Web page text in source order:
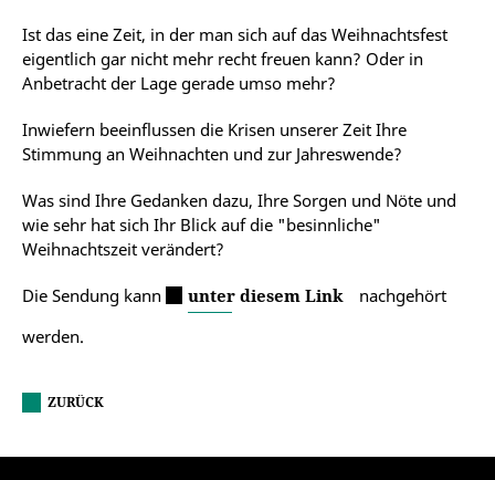
Ist das eine Zeit, in der man sich auf das Weihnachtsfest
eigentlich gar nicht mehr recht freuen kann? Oder in
Anbetracht der Lage gerade umso mehr?
Inwiefern beeinflussen die Krisen unserer Zeit Ihre
Stimmung an Weihnachten und zur Jahreswende?
Was sind Ihre Gedanken dazu, Ihre Sorgen und Nöte und
wie sehr hat sich Ihr Blick auf die "besinnliche"
Weihnachtszeit verändert?
Die Sendung kann unter diesem Link
nachgehört
werden.
ZURÜCK